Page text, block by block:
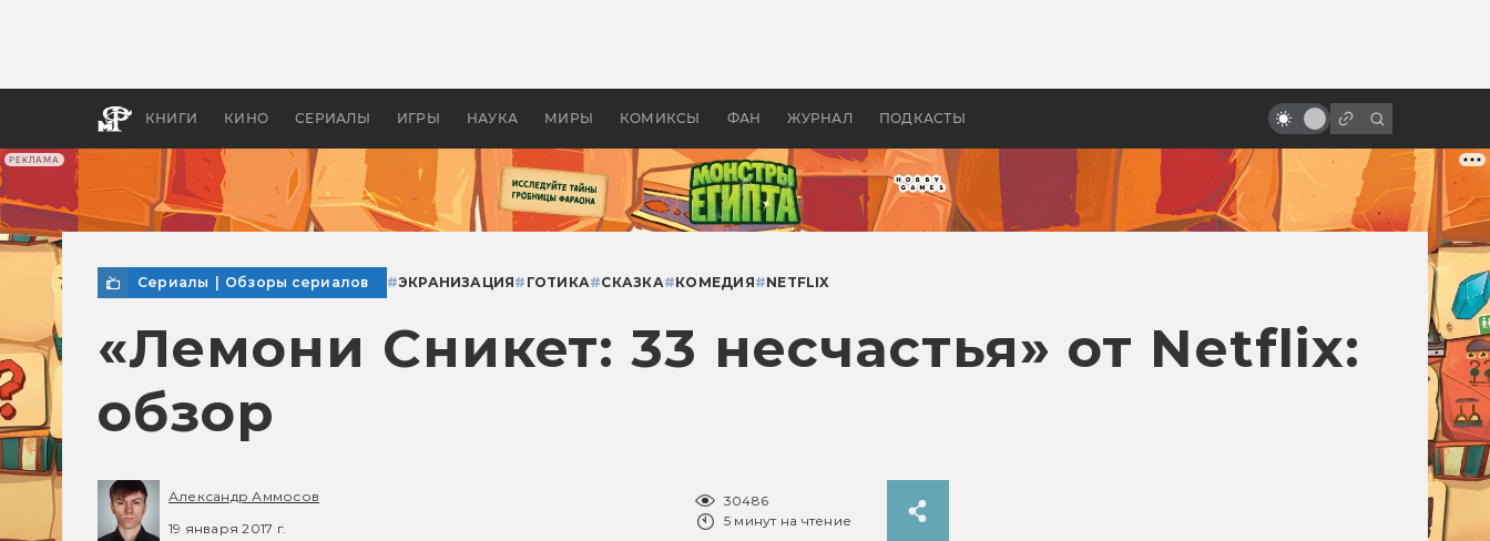
РЕКЛАМА
КНИГИ КИНО СЕРИАЛЫ ИГРЫ НАУКА МИРЫ КОМИКСЫ ФАН ЖУРНАЛ ПОДКАСТЫ
бы «Властелина колец»
Древней Грецией
Миядзаки: шедевр аниме
Сериалы Обзоры сериалов #ЭКРАНИЗАЦИЯ# ГОТИКА#СКАЗКА#КОМЕДИЯ#NETFLIX
«Лемони Сникет: 33 несчастья» от Netflix:
обзор
Александр Аммосов
19 января 2017 г.
30486
5 минут на чтение